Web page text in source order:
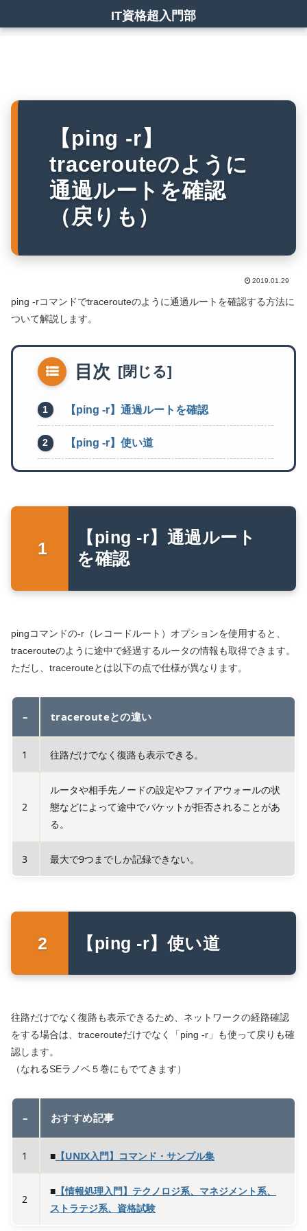
IT資格超入門部
【ping -r】
tracerouteのように
通過ルートを確認
（戻りも）
2019.01.29
ping -rコマンドでtracerouteのように通過ルートを確認する方法に
ついて解説します。
目次
【ping -r】通過ルートを確認
【ping -r】使い道
【ping -r】通過ルート
を確認
pingコマンドの-r（レコードルート）オプションを使用すると、
tracerouteのように途中で経過するルータの情報も取得できます。
ただし、tracerouteとは以下の点で仕様が異なります。
– tracerouteとの違い
1 往路だけでなく復路も表示できる。
2
ルータや相手先ノードの設定やファイアウォールの状
態などによって途中でパケットが拒否されることがあ
る。
3 最大で9つまでしか記録できない。
【ping -r】使い道
往路だけでなく復路も表示できるため、ネットワークの経路確認
をする場合は、tracerouteだけでなく「ping -r」も使って戻りも確
認します。
（なれるSEラノベ５巻にもでてきます）
– おすすめ記事
1 ■ 【UNIX入門】コマンド・サンプル集
2
■ 【情報処理入門】テクノロジ系、マネジメント系、
ストラテジ系、資格試験